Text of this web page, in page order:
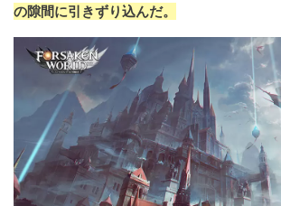
の隙間に引きずり込んだ。